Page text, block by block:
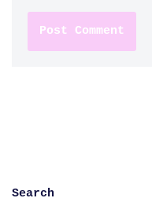
Search